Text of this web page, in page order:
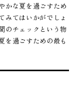
かな夏を過ごすため
みてはいかがでしょ
のチェックという物
を過ごすための最も